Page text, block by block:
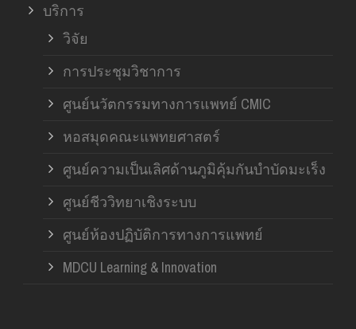
บริการ
วิจัย
การประชุมวิชาการ
ศูนย์นวัตกรรมทางการแพทย์ CMIC
หอสมุดคณะแพทยศาสตร์
ศูนย์ความเป็นเลิศด้านภูมิคุ้มกันบำบัดมะเร็ง
ศูนย์ชีววิทยาเชิงระบบ
ศูนย์ห้องปฏิบัติการทางการแพทย์
MDCU Learning & Innovation